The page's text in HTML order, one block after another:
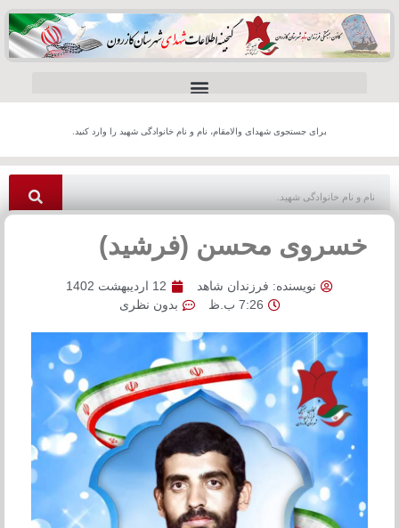
برای جستجوی شهدای والامقام، نام و نام خانوادگی شهید را وارد کنید.
خسروی محسن (فرشید)
نویسنده: فرزندان شاهد
12 اردیبهشت 1402
7:26 ب.ظ
بدون نظری